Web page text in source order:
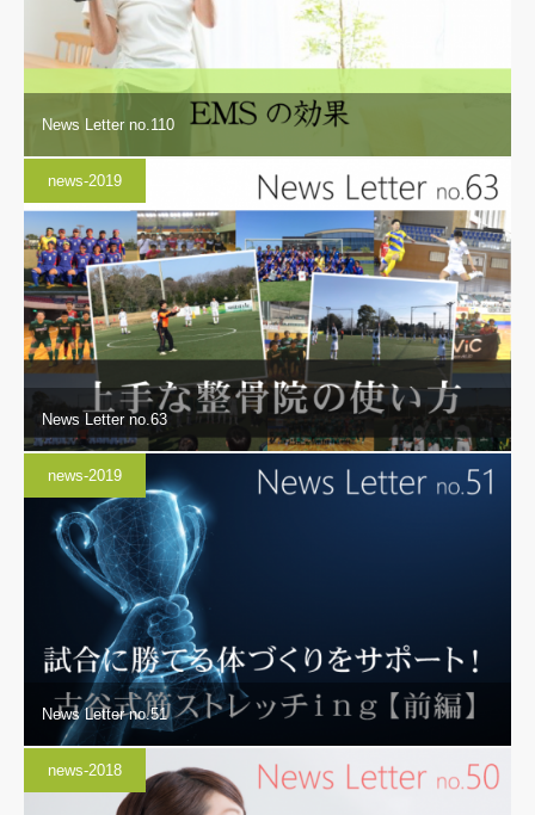
News Letter no.110
news-2019
News Letter no.63
news-2019
News Letter no.51
news-2018